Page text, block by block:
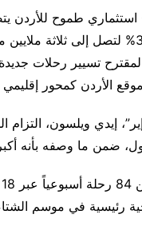
طموح للأردن
المقترح تسيير رحلات
موقع الأردن كمحور
إيدي ويلسون، التزام
ضمن ما وصفه بأنه
رئيسية في موسم